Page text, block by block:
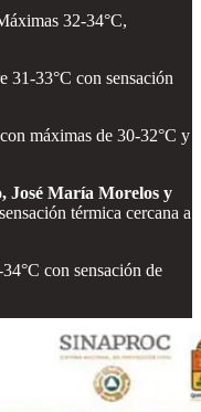
32-34°C,
31-33°C con sensación
máximas de 30-32°C y
José María Morelos y
térmica cercana a
con sensación de